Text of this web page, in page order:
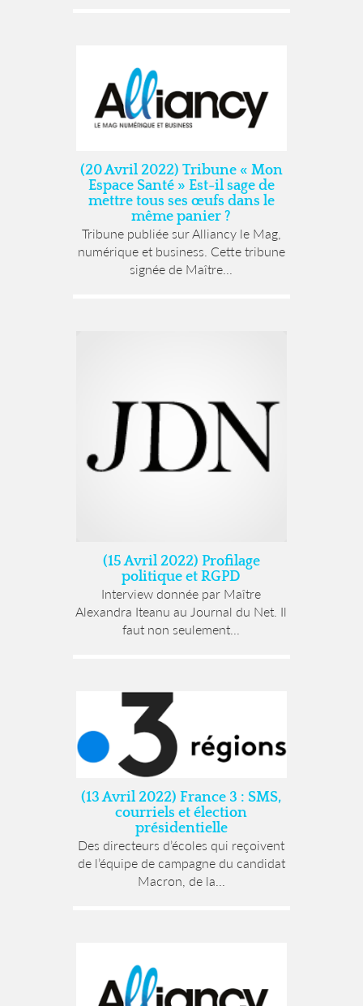
(20 Avril 2022) Tribune « Mon
Espace Santé » Est-il sage de
mettre tous ses œufs dans le
même panier ?
Tribune publiée sur Alliancy le Mag,
numérique et business. Cette tribune
signée de Maître...
(15 Avril 2022) Profilage
politique et RGPD
Interview donnée par Maître
Alexandra Iteanu au Journal du Net. Il
faut non seulement...
(13 Avril 2022) France 3 : SMS,
courriels et élection
présidentielle
Des directeurs d’écoles qui reçoivent
de l’équipe de campagne du candidat
Macron, de la...